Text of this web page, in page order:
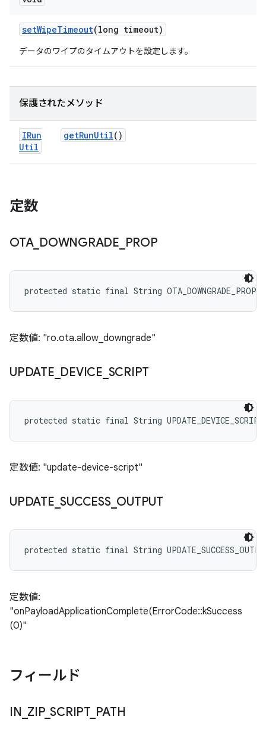
setWipeTimeout(long timeout)
データのワイプのタイムアウトを設定します。
保護されたメソッド
IRun
Util
getRunUtil()
定数
OTA_ DOWNGRADE PROP
protected static final String OTA_DOWNGRADE_PROP
定数値: "ro.ota.allow_downgrade"
UPDATE DEVICE SCRIPT
protected static final String UPDATE_DEVICE_SCRIPT
定数値: "update-device-script"
UPDATE _SUCCESS_ OUTPUT
protected static final String
定数値:
"onPayloadApplicationComplete(ErrorCode::kSuccess
(0)"
フィールド
IN ZIP_SCRIPT_ PATH